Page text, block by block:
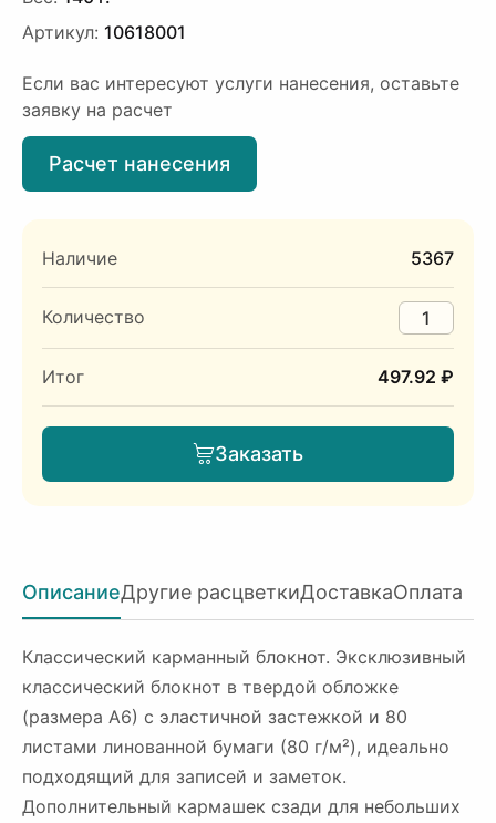
Артикул: 10618001
Если вас интересуют услуги нанесения, оставьте
заявку на расчет
Расчет нанесения
Наличие 5367
Количество
Итог 497.92 ₽
Заказать
ОписаниеДругие расцветкиДоставкаОплата
Классический карманный блокнот. Эксклюзивный
классический блокнот в твердой обложке
(размера А6) с эластичной застежкой и 80
листами линованной бумаги (80 г/м²), идеально
подходящий для записей и заметок.
Дополнительный кармашек сзади для небольших